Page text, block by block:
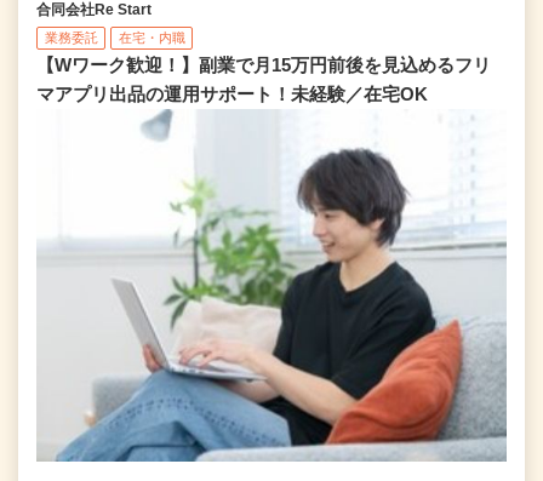
合同会社Re Start
業務委託 在宅・内職
【Wワーク歓迎！】副業で月15万円前後を見込めるフリ
マアプリ出品の運用サポート！未経験／在宅OK